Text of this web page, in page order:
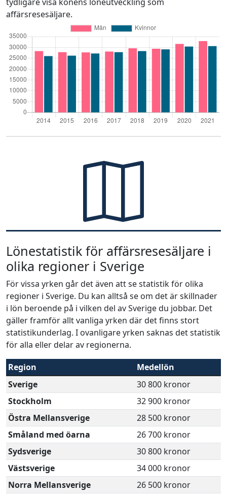
affärsresesäljare.
Lönestatistik för affärsresesäljare i
olika regioner i Sverige
För vissa yrken går det även att se statistik för olika
regioner i Sverige. Du kan alltså se om det är skillnader
i lön beroende på i vilken del av Sverige du jobbar. Det
gäller framför allt vanliga yrken där det finns stort
statistikunderlag. I ovanligare yrken saknas det statistik
för alla eller delar av regionerna.
Region
Medellön
Sverige
30 800 kronor
Stockholm
32 900 kronor
Östra Mellansverige
28 500 kronor
Småland med öarna
26 700 kronor
Sydsverige
30 800 kronor
Västsverige
34 000 kronor
Norra Mellansverige
26 500 kronor